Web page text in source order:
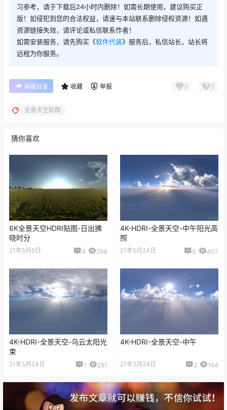
习参考，请于下载后24小时内删除！如需长期使用，建议购买正
版！如侵犯到您的合法权益，请速与本站联系删除侵权资源！如遇
资源链接失效，请评论或私信联系作者！
如需安装服务，请先购买《软件代装》服务后，私信站长，站长将
远程为你服务。
海报分享 收藏 举报 0 0
全景天空贴图
猜你喜欢
6K全景天空HDRI贴图-日出拂
晓时分
21年5月5日 4 294
4K-HDRI-全景天空-中午阳光高
照
21年5月24日 0 407
4K-HDRI-全景天空-乌云太阳光
束
21年5月24日 1 281
4K-HDRI-全景天空-中午
21年5月24日 2 164